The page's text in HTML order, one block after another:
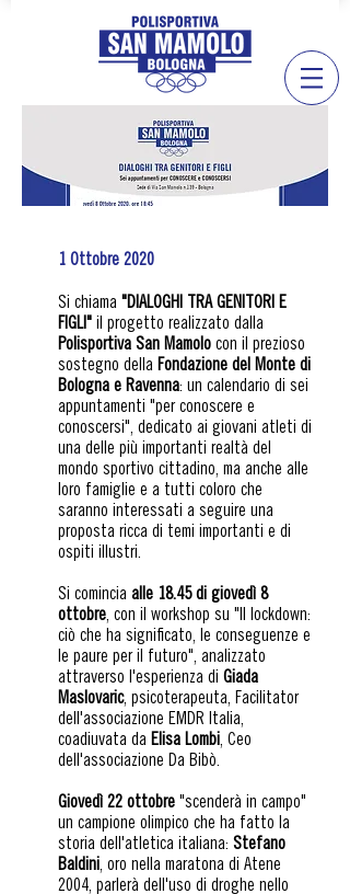
1 Ottobre 2020
Si chiama "DIALOGHI TRA GENITORI E
FIGLI" il progetto realizzato dalla
Polisportiva San Mamolo con il prezioso
sostegno della Fondazione del Monte di
Bologna e Ravenna: un calendario di sei
appuntamenti "per conoscere e
conoscersi", dedicato ai giovani atleti di
una delle più importanti realtà del
mondo sportivo cittadino, ma anche alle
loro famiglie e a tutti coloro che
saranno interessati a seguire una
proposta ricca di temi importanti e di
ospiti illustri.
Si comincia alle 18.45 di giovedì 8
ottobre, con il workshop su "Il lockdown:
ciò che ha significato, le conseguenze e
le paure per il futuro", analizzato
attraverso l'esperienza di Giada
Maslovaric, psicoterapeuta, Facilitator
dell'associazione EMDR Italia,
coadiuvata da Elisa Lombi, Ceo
dell'associazione Da Bibò.
Giovedì 22 ottobre "scenderà in campo"
un campione olimpico che ha fatto la
storia dell'atletica italiana: Stefano
Baldini, oro nella maratona di Atene
2004, parlerà dell'uso di droghe nello